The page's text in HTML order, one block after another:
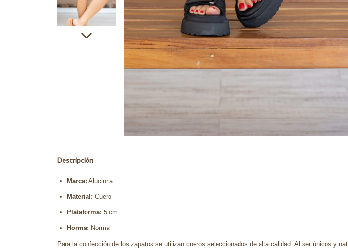
Descripción
Marca: Alucinna
Material: Cuero
Plataforma: 5 cm
Horma: Normal
Para la confección de los zapatos se utilizan cueros seleccionados de alta calidad. Al ser únicos y